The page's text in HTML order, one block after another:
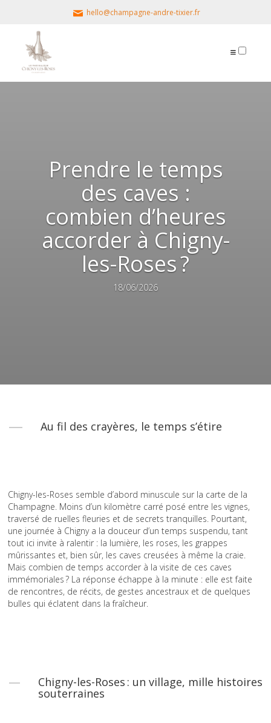
hello@champagne-andre-tixier.fr
Prendre le temps
des caves :
combien d’heures
accorder à Chigny-
les-Roses ?
18/06/2026
Au fil des crayères, le temps s’étire
Chigny-les-Roses semble d’abord minuscule sur la carte de la
Champagne. Moins d’un kilomètre carré posé entre les vignes,
traversé de ruelles fleuries et de secrets tranquilles. Pourtant,
une journée à Chigny a la douceur d’un temps suspendu, tant
tout ici invite à ralentir : la lumière, les roses, les grappes
mûrissantes et, bien sûr, les caves creusées à même la craie.
Mais combien de temps accorder à la visite de ces caves
immémoriales ? La réponse échappe à la minute : elle est faite
de rencontres, de récits, de gestes ancestraux et de quelques
bulles qui éclatent dans la fraîcheur.
Chigny-les-Roses : un village, mille histoires
souterraines